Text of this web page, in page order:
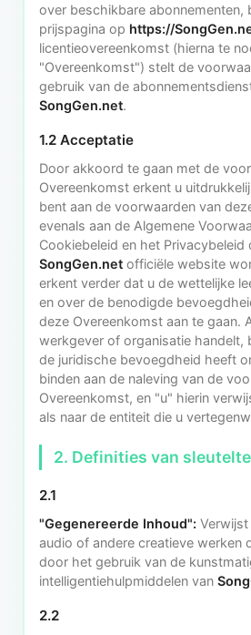
over beschikbare abonnementen,
prijspagina op https://
licentieovereenkomst (hierna te
"Overeenkomst") stelt de
gebruik van de
SongGen.net.
1.2 Acceptatie
Door akkoord te gaan met de
Overeenkomst erkent u
bent aan de voorwaarden van
evenals aan de Algemene
Cookiebeleid en het Privacybeleid
SongGen.net officiële website
erkent verder dat u de wettelijke
en over de benodigde
deze Overeenkomst aan te gaan.
werkgever of organisatie handelt,
de juridische bevoegdheid heeft
binden aan de naleving van de
Overeenkomst, en "u" hierin
als naar de entiteit die u
2. Definities van
2.1
"Gegenereerde Inhoud": Verwijst
audio of andere creatieve werken
door het gebruik van de
intelligentiehulpmiddelen van
2.2